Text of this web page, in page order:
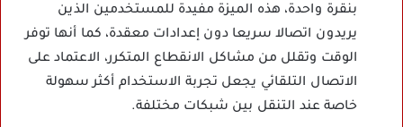
بنقرة واحدة، هذه الميزة مفيدة للمستخدمين الذين
يريدون اتصالا سريعا دون إعدادات معقدة، كما أنها توفر
الوقت وتقلل من مشاكل الانقطاع المتكرر، الاعتماد على
الاتصال التلقائي يجعل تجربة الاستخدام أكثر سهولة
خاصة عند التنقل بين شبكات مختلفة.